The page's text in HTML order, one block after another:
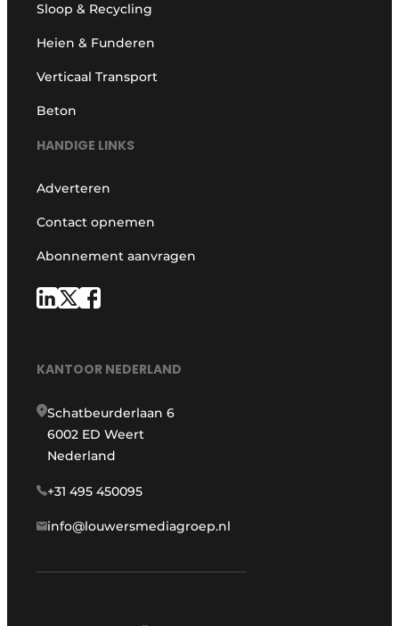
Sloop & Recycling
Heien & Funderen
Verticaal Transport
Beton
HANDIGE LINKS
Adverteren
Contact opnemen
Abonnement aanvragen
KANTOOR NEDERLAND
Schatbeurderlaan 6
6002 ED Weert
Nederland
+31 495 450095
info@louwersmediagroep.nl